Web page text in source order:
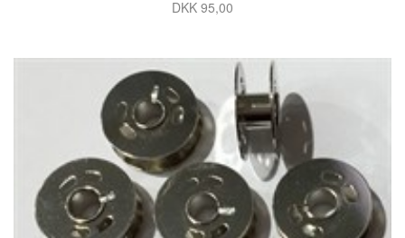
DKK 95,00